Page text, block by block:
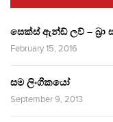
සෙක්ස් ඇන්ඩ් ලව් – බ්‍රා
February 15, 2016
සම ලිංගිකයෝ
September 9, 2013